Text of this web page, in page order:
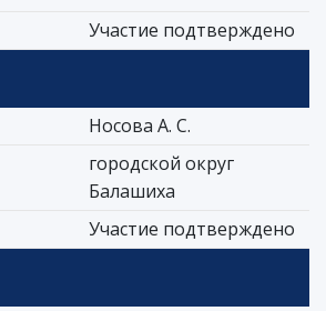
Участие подтверждено
Носова А. С.
городской округ
Балашиха
Участие подтверждено